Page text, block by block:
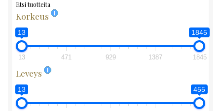
Etsi tuotteita
Korkeus
13 1845
13 471 929 1387 1845
Leveys
13 455